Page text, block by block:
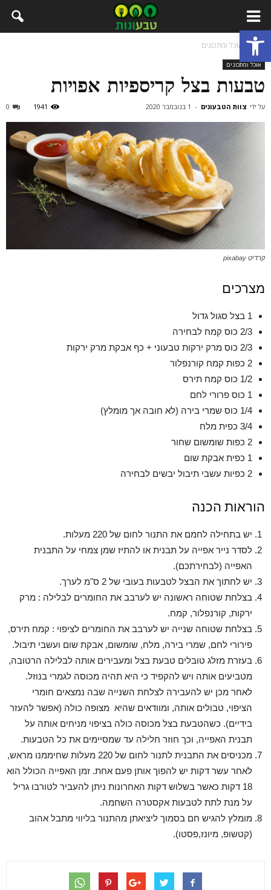
פתח סרגל נגישות
בית אוכל ומתכונים
אוכל ומתכונים
טבעות בצל קריספיות אפויות
על ידי צוות הטבעונים - 1 בנובמבר 2020 0 1941
קרדיט pixabay
מצרכים
1 בצל סגול גדול
2/3 כוס קמח לבחירה
2/3 כוס מרק ירקות טבעוני + כף אבקת מרק ירקות
2 כפות קמח קורנפלור
1/2 כוס קמח תירס
1 כוס פרורי לחם
1/4 כוס שמרי בירה (לא חובה אך מומלץ)
3/4 כפית מלח
2 כפות שומשום שחור
1 כפית אבקת שום
2 כפיות עשבי תיבול יבשים לבחירה
הוראות הכנה
יש בתחילה לחמם את התנור לחום של 220 מעלות.
לסדר נייר אפייה על תבנית או להתיז שמן צמחי על התבנית
האפייה (לבחירתכם).
יש לחתוך את הבצל לטבעות בעובי של 2 ס"מ לערך.
בצלחת שטוחה ראשונה יש לערבב את החומרים לבלילה : מרק
ירקות, קורנפלור, קמח.
בצלחת שטוחה שנייה יש לערבב את החומרים לציפוי : קמח תירס,
פירורי לחם, שמרי בירה, מלח, שומשום, אבקת שום ועשבי תיבול.
בעזרת מזלג טובלים טבעת בצל ומעבירים אותה לבלילה הרטובה,
מטביעים אותה ויש להקפיד כי היא תהיה מכוסה לגמרי בנוזל.
לאחר מכן יש להעבירה לצלחת השנייה שבה נמצאים חומרי
הציפוי, טבולים אותה, ומוודאים שהיא מצופה כולה (אפשר להעזר
בידיים). כשהטבעת בצל מכוסה כולה בציפוי מניחים אותה על
תבנית האפייה, וכך חוזר חלילה עד שמסיימים את כל הטבעות.
מכניסים את התבנית לתנור לחום של 220 מעלות שחיממנו מראש,
לאחר עשר דקות יש להפוך אותן פעם אחת. זמן האפייה הכולל הוא
18 דקות כאשר בשלוש דקות האחרונות ניתן להעביר לטורבו גריל
על מנת לתת לטבעות אקסטרה השחמה.
מומלץ להגיש חם בסמוך ליציאתן מהתנור בליווי מתבל אהוב
(קטשופ, מיונז,פסטו).